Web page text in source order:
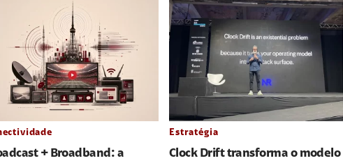
+ Broadband: a
Estratégia
Clock Drift transforma o modelo